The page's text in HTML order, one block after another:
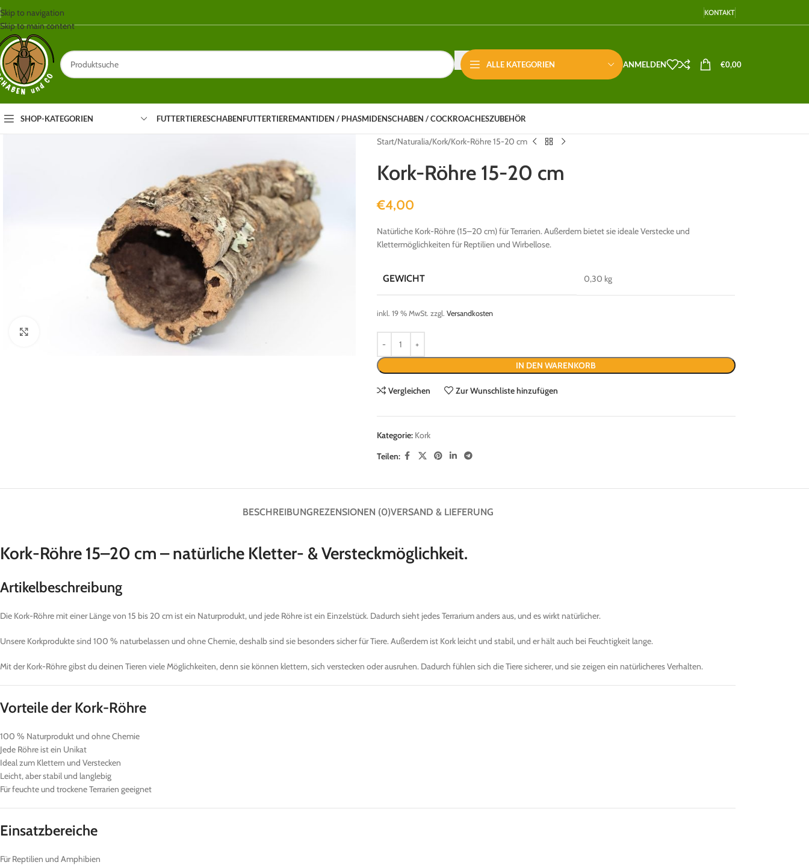
Skip to navigation
Skip to main content
KONTAKT
ALLE KATEGORIEN ANMELDEN €0,00
SHOP-KATEGORIEN FUTTERTIERESCHABENFUTTERTIEREMANTIDEN / PHASMIDENSCHABEN / COCKROACHESZUBEHÖR
Start Naturalia Kork Kork-Röhre 15-20 cm
Kork-Röhre 15-20 cm
€4,00
Natürliche Kork-Röhre (15–20 cm) für Terrarien. Außerdem bietet sie ideale Verstecke und
Klettermöglichkeiten für Reptilien und Wirbellose.
GEWICHT 0,30 kg
inkl. 19 % MwSt. zzgl. Versandkosten
IN DEN WARENKORB
Vergleichen Zur Wunschliste hinzufügen
Kategorie: Kork
Teilen:
BESCHREIBUNGREZENSIONEN (0)VERSAND & LIEFERUNG
Kork-Röhre 15–20 cm – natürliche Kletter- & Versteckmöglichkeit.
Artikelbeschreibung
Die Kork-Röhre mit einer Länge von 15 bis 20 cm ist ein Naturprodukt, und jede Röhre ist ein Einzelstück. Dadurch sieht jedes Terrarium anders aus, und es wirkt natürlicher.
Unsere Korkprodukte sind 100 % naturbelassen und ohne Chemie, deshalb sind sie besonders sicher für Tiere. Außerdem ist Kork leicht und stabil, und er hält auch bei Feuchtigkeit lange.
Mit der Kork-Röhre gibst du deinen Tieren viele Möglichkeiten, denn sie können klettern, sich verstecken oder ausruhen. Dadurch fühlen sich die Tiere sicherer, und sie zeigen ein natürlicheres Verhalten.
Vorteile der Kork-Röhre
100 % Naturprodukt und ohne Chemie
Jede Röhre ist ein Unikat
Ideal zum Klettern und Verstecken
Leicht, aber stabil und langlebig
Für feuchte und trockene Terrarien geeignet
Einsatzbereiche
Für Reptilien und Amphibien